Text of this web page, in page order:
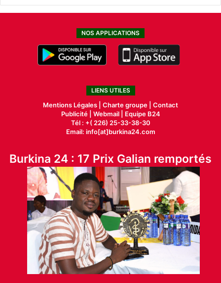
NOS APPLICATIONS
LIENS UTILES
Mentions Légales | Charte groupe | Contact
Publicité| Webmail |
Equipe B24
Tél : +( 226) 25-33-38-30
Email: info[at]burkina24.com
Burkina 24 : 17 Prix Galian remportés